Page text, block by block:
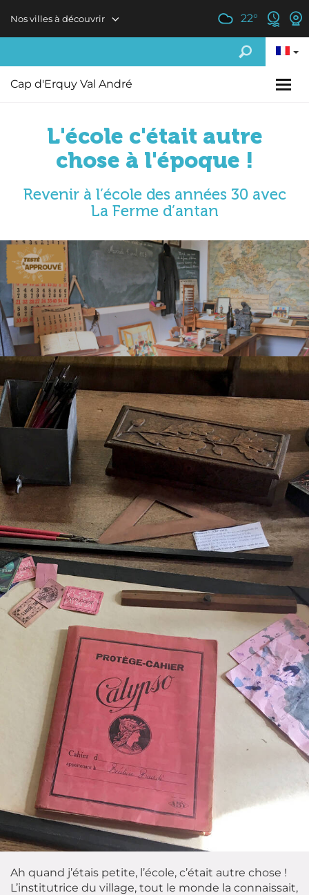
Nos villes à découvrir 22°
Cap d'Erquy Val André
L'école c'était autre
chose à l'époque !
Revenir à l’école des années 30 avec
La Ferme d’antan
Ah quand j’étais petite, l’école, c’était autre chose !
L’institutrice du village, tout le monde la connaissait,